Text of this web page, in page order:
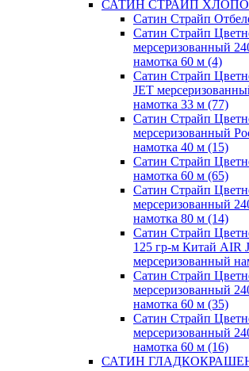
САТИН СТРАЙП
Сатин Страйп
Сатин Страйп
мерсеризованный
намотка 60 м (4)
Сатин Страйп
JET
намотка 33 м (77)
Сатин Страйп
мерсеризованный
намотка 40 м (15)
Сатин Страйп
намотка 60 м (65)
Сатин Страйп
мерсеризованный
намотка 80 м (14)
Сатин Страйп
125 гр-м Китай AIR
мерсеризованный
Сатин Страйп
мерсеризованный
намотка 60 м (35)
Сатин Страйп
мерсеризованный
намотка 60 м (16)
САТИН